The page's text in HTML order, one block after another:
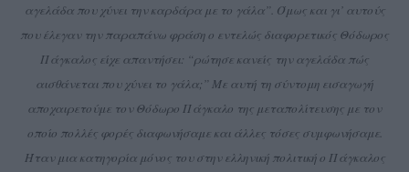
αγελάδα που χύνει την καρδάρα με το γάλα”. Όμως και γι’ αυτούς
που έλεγαν την παραπάνω φράση ο εντελώς διαφορετικός Θόδωρος
Πάγκαλος είχε απαντήσει: “ρώτησε κανείς την αγελάδα πώς
αισθάνεται που χύνει το γάλα;” Με αυτή τη σύντομη εισαγωγή
αποχαιρετούμε τον Θόδωρο Πάγκαλο της μεταπολίτευσης με τον
οποίο πολλές φορές διαφωνήσαμε και άλλες τόσες συμφωνήσαμε.
Ήταν μια κατηγορία μόνος του στην ελληνική πολιτική ο Πάγκαλος